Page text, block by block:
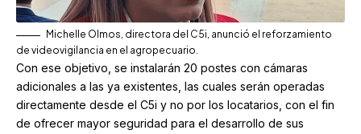
Michelle Olmos, directora del C5i, anunció el reforzamiento
de videovigilancia en el agropecuario.
Con ese objetivo, se instalarán 20 postes con cámaras
adicionales a las ya existentes, las cuales serán operadas
directamente desde el C5i y no por los locatarios, con el fin
de ofrecer mayor seguridad para el desarrollo de sus